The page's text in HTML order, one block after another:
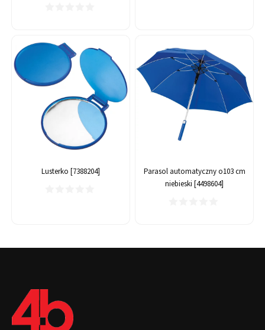
Lusterko [7388204]
Parasol automatyczny o103 cm
niebieski [4498604]